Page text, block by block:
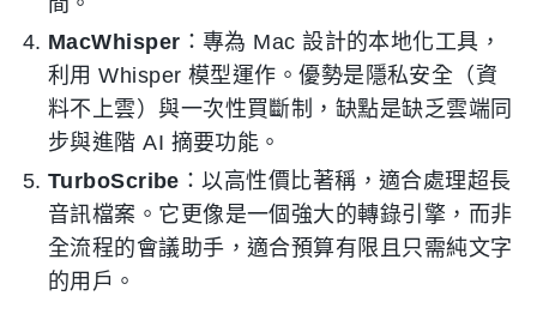
MacWhisper ：專為 Mac 設計的本地化工具，
利用 Whisper 模型運作。優勢是隱私安全（資
料不上雲）與一次性買斷制，缺點是缺乏雲端同
步與進階 AI 摘要功能。
TurboScribe ：以高性價比著稱，適合處理超長
音訊檔案。它更像是一個強大的轉錄引擎，而非
全流程的會議助手，適合預算有限且只需純文字
的用戶。